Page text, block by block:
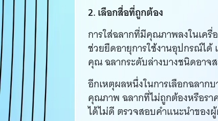
2. เลือกสื่อที่ถูกต้อง
การใส่ฉลากที่มีคุณภาพลงในเครื่
ช่วยยืดอายุการใช้งานอุปกรณ์ไ
คุณ ฉลากระดับล่างบางชนิดอาจ
อีกเหตุผลหนึ่งในการเลือกฉลา
คุณภาพ ฉลากที่ไม่ถูกต้องหรือรา
ได้ไม่ดี ตรวจสอบคำแนะนำของ